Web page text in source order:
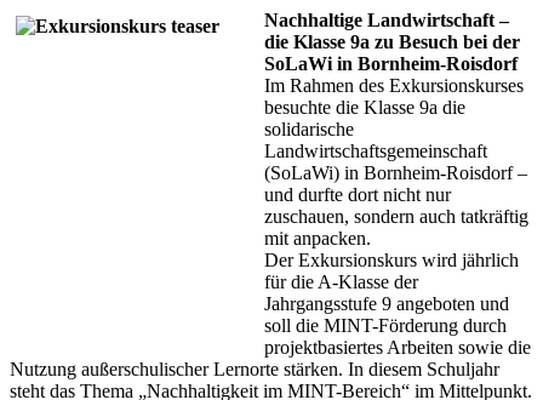
Nachhaltige Landwirtschaft –
die Klasse 9a zu Besuch bei der
SoLaWi in Bornheim-Roisdorf
Im Rahmen des Exkursionskurses
besuchte die Klasse 9a die
solidarische
Landwirtschaftsgemeinschaft
(SoLaWi) in Bornheim-Roisdorf –
und durfte dort nicht nur
zuschauen, sondern auch tatkräftig
mit anpacken.
Der Exkursionskurs wird jährlich
für die A-Klasse der
Jahrgangsstufe 9 angeboten und
soll die MINT-Förderung durch
projektbasiertes Arbeiten sowie die
Nutzung außerschulischer Lernorte stärken. In diesem Schuljahr
steht das Thema „Nachhaltigkeit im MINT-Bereich“ im Mittelpunkt.